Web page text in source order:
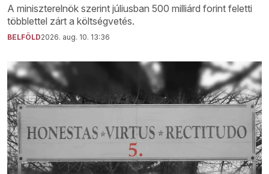
A miniszterelnök szerint júliusban 500 milliárd forint feletti
többlettel zárt a költségvetés.
BELFÖLD2026. aug. 10. 13:36